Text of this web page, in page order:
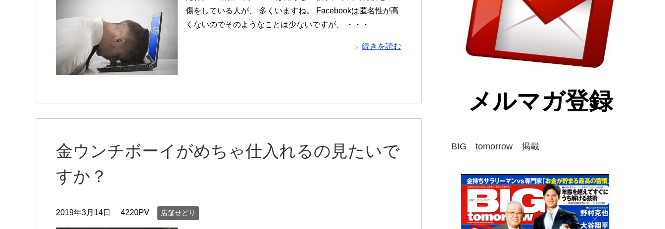
傷をしている人が、 多くいますね。 Facebookは匿名性が高
くないのでそのようなことは少ないですが、 ・・・
続きを読む
金ウンチボーイがめちゃ仕入れるの見たいで
すか？
2019年3月14日 4220PV 店舗せどり
メルマガ登録
BIG tomorrow 掲載